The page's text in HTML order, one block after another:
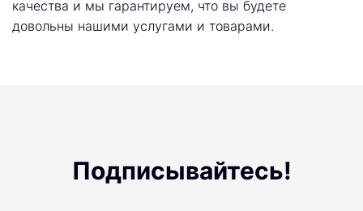
качества и мы гарантируем, что вы будете
довольны нашими услугами и товарами.
Подписывайтесь!